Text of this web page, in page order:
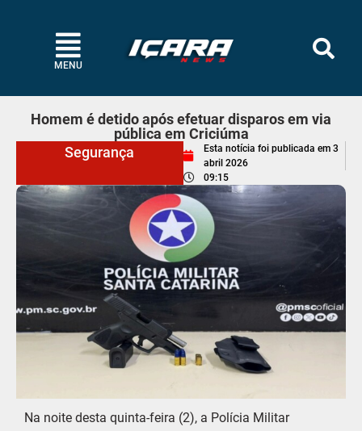
MENU
Homem é detido após efetuar disparos em via
pública em Criciúma
Segurança
Esta notícia foi publicada em 3
abril 2026
09:15
Na noite desta quinta-feira (2), a Polícia Militar